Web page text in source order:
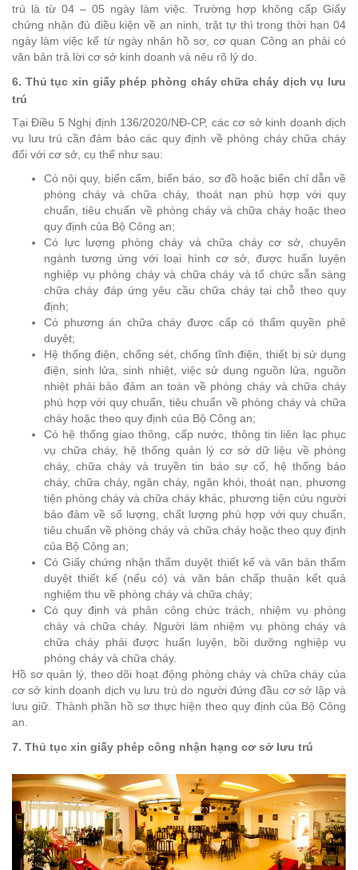
trú là từ 04 – 05 ngày làm việc. Trường hợp không cấp Giấy
chứng nhận đủ điều kiện về an ninh, trật tự thì trong thời hạn 04
ngày làm việc kể từ ngày nhận hồ sơ, cơ quan Công an phải có
văn bản trả lời cơ sở kinh doanh và nêu rõ lý do.
6. Thủ tục xin giấy phép phòng cháy chữa cháy dịch vụ lưu
trú
Tại Điều 5 Nghị định 136/2020/NĐ-CP, các cơ sở kinh doanh dịch
vụ lưu trú cần đảm bảo các quy định về phòng cháy chữa cháy
đối với cơ sở, cụ thể như sau:
Có nội quy, biển cấm, biển báo, sơ đồ hoặc biển chỉ dẫn về
phòng cháy và chữa cháy, thoát nạn phù hợp với quy
chuẩn, tiêu chuẩn về phòng cháy và chữa cháy hoặc theo
quy định của Bộ Công an;
Có lực lượng phòng cháy và chữa cháy cơ sở, chuyên
ngành tương ứng với loại hình cơ sở, được huấn luyện
nghiệp vụ phòng cháy và chữa cháy và tổ chức sẵn sàng
chữa cháy đáp ứng yêu cầu chữa cháy tại chỗ theo quy
định;
Có phương án chữa cháy được cấp có thẩm quyền phê
duyệt;
Hệ thống điện, chống sét, chống tĩnh điện, thiết bị sử dụng
điện, sinh lửa, sinh nhiệt, việc sử dụng nguồn lửa, nguồn
nhiệt phải bảo đảm an toàn về phòng cháy và chữa cháy
phù hợp với quy chuẩn, tiêu chuẩn về phòng cháy và chữa
cháy hoặc theo quy định của Bộ Công an;
Có hệ thống giao thông, cấp nước, thông tin liên lạc phục
vụ chữa cháy, hệ thống quản lý cơ sở dữ liệu về phòng
cháy, chữa cháy và truyền tin báo sự cố, hệ thống báo
cháy, chữa cháy, ngăn cháy, ngăn khói, thoát nạn, phương
tiện phòng cháy và chữa cháy khác, phương tiện cứu người
bảo đảm về số lượng, chất lượng phù hợp với quy chuẩn,
tiêu chuẩn về phòng cháy và chữa cháy hoặc theo quy định
của Bộ Công an;
Có Giấy chứng nhận thẩm duyệt thiết kế và văn bản thẩm
duyệt thiết kế (nếu có) và văn bản chấp thuận kết quả
nghiệm thu về phòng cháy và chữa cháy;
Có quy định và phân công chức trách, nhiệm vụ phòng
cháy và chữa cháy. Người làm nhiệm vụ phòng cháy và
chữa cháy phải được huấn luyện, bồi dưỡng nghiệp vụ
phòng cháy và chữa cháy.
Hồ sơ quản lý, theo dõi hoạt động phòng cháy và chữa cháy của
cơ sở kinh doanh dịch vụ lưu trú do người đứng đầu cơ sở lập và
lưu giữ. Thành phần hồ sơ thực hiện theo quy định của Bộ Công
an.
7. Thủ tục xin giấy phép công nhận hạng cơ sở lưu trú